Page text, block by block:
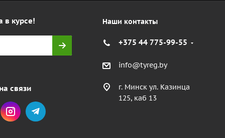
в курсе!
связи
Наши контакты
+375 44 775-99-55
info@tyreg.by
г. Минск ул. Казинца
125, каб 13